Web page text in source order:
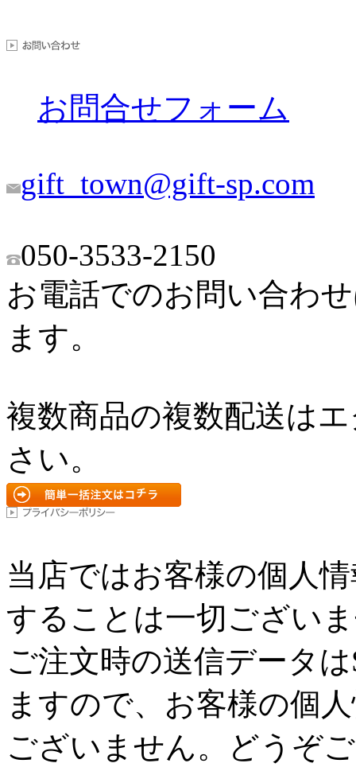
お問合せフォーム
gift_town@gift-sp.com
050-3533-2150
お電話でのお問い合わ
ます。
複数商品の複数配送は
さい。
当店ではお客様の個人
することは一切ござい
ご注文時の送信データ
ますので、お客様の個
ございません。どうぞ